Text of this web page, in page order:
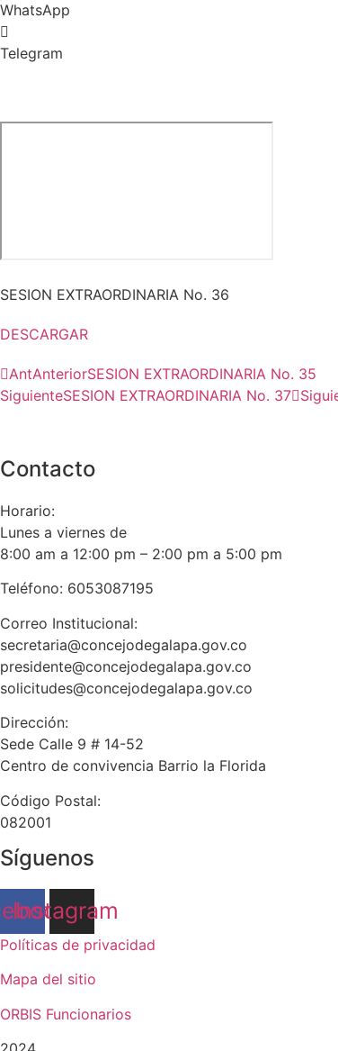
WhatsApp
Telegram
SESION EXTRAORDINARIA No. 36
DESCARGAR
AntAnteriorSESION EXTRAORDINARIA No. 35
SiguienteSESION EXTRAORDINARIA No. 37
Contacto
Horario:
Lunes a viernes de
8:00 am a 12:00 pm – 2:00 pm a 5:00 pm
Teléfono: 6053087195
Correo Institucional:
secretaria@concejodegalapa.gov.co
presidente@concejodegalapa.gov.co
solicitudes@concejodegalapa.gov.co
Dirección:
Sede Calle 9 # 14-52
Centro de convivencia Barrio la Florida
Código Postal:
082001
Síguenos
Instagram
Políticas de privacidad
Mapa del sitio
ORBIS Funcionarios